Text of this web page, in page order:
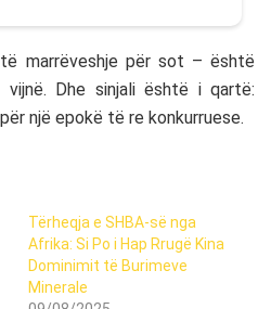
marrëveshje për sot – është
Dhe sinjali është i qartë:
një epokë të re konkurruese.
Tërheqja e SHBA-së nga
Afrika: Si Po i Hap Rrugë Kina
Dominimit të Burimeve
Minerale